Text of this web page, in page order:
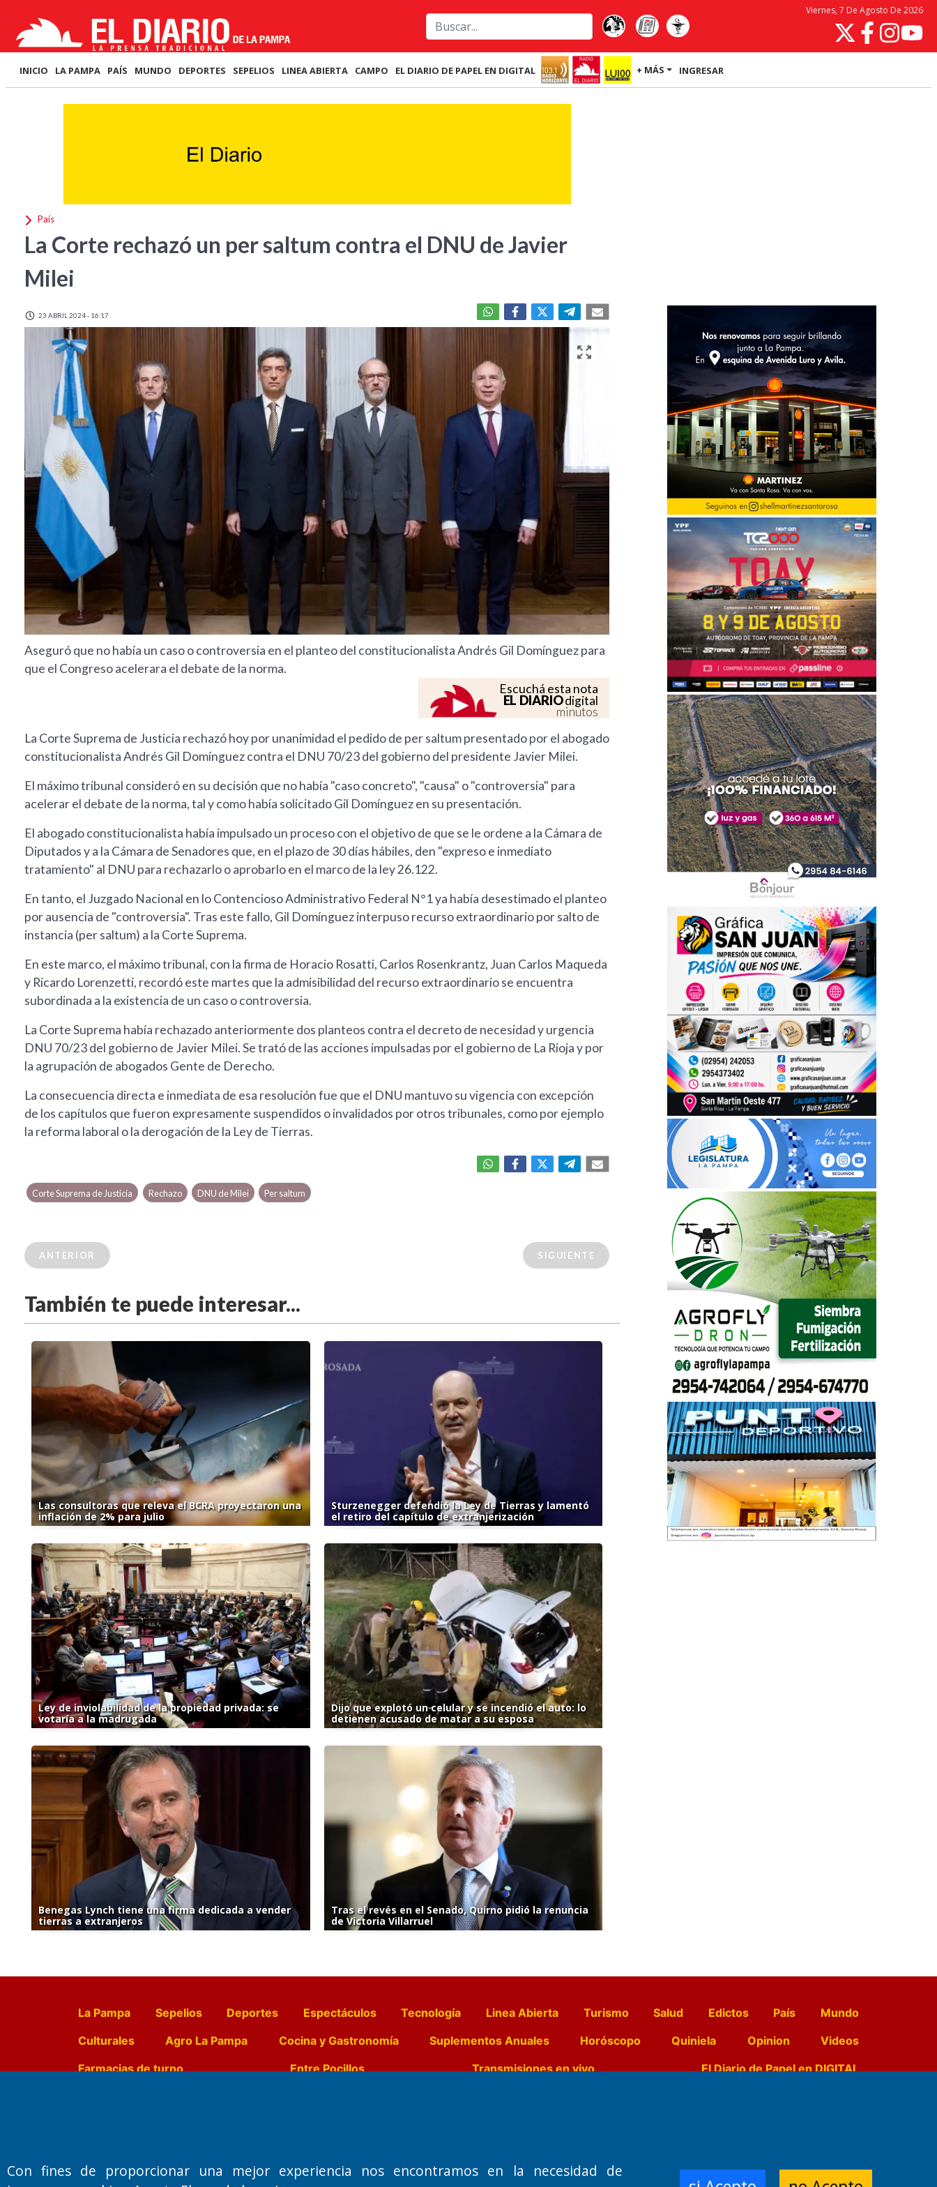
Viernes, 7 De Agosto De 2026
INICIO LA PAMPA PAÍS MUNDO DEPORTES SEPELIOS LINEA ABIERTA CAMPO EL DIARIO DE PAPEL EN DIGITAL + MÁS INGRESAR
País
La Corte rechazó un per saltum contra el DNU de Javier
Milei
23 ABRIL 2024 - 16:17
Aseguró que no había un caso o controversia en el planteo del constitucionalista Andrés Gil Domínguez para
que el Congreso acelerara el debate de la norma.
Escuchá esta nota
EL DIARIOdigital
minutos
La Corte Suprema de Justicia rechazó hoy por unanimidad el pedido de per saltum presentado por el abogado
constitucionalista Andrés Gil Domínguez contra el DNU 70/23 del gobierno del presidente Javier Milei.
El máximo tribunal consideró en su decisión que no había "caso concreto", "causa" o "controversia" para
acelerar el debate de la norma, tal y como había solicitado Gil Domínguez en su presentación.
El abogado constitucionalista había impulsado un proceso con el objetivo de que se le ordene a la Cámara de
Diputados y a la Cámara de Senadores que, en el plazo de 30 días hábiles, den "expreso e inmediato
tratamiento" al DNU para rechazarlo o aprobarlo en el marco de la ley 26.122.
En tanto, el Juzgado Nacional en lo Contencioso Administrativo Federal N°1 ya había desestimado el planteo
por ausencia de "controversia". Tras este fallo, Gil Domínguez interpuso recurso extraordinario por salto de
instancia (per saltum) a la Corte Suprema.
En este marco, el máximo tribunal, con la firma de Horacio Rosatti, Carlos Rosenkrantz, Juan Carlos Maqueda
y Ricardo Lorenzetti, recordó este martes que la admisibilidad del recurso extraordinario se encuentra
subordinada a la existencia de un caso o controversia.
La Corte Suprema había rechazado anteriormente dos planteos contra el decreto de necesidad y urgencia
DNU 70/23 del gobierno de Javier Milei. Se trató de las acciones impulsadas por el gobierno de La Rioja y por
la agrupación de abogados Gente de Derecho.
La consecuencia directa e inmediata de esa resolución fue que el DNU mantuvo su vigencia con excepción
de los capítulos que fueron expresamente suspendidos o invalidados por otros tribunales, como por ejemplo
la reforma laboral o la derogación de la Ley de Tierras.
Corte Suprema de Justicia Rechazo DNU de Milei Per saltum
ANTERIOR SIGUIENTE
También te puede interesar...
Las consultoras que releva el BCRA proyectaron una
inflación de 2% para julio
Sturzenegger defendió la Ley de Tierras y lamentó
el retiro del capítulo de extranjerización
Ley de inviolabilidad de la propiedad privada: se
votaría a la madrugada
Dijo que explotó un celular y se incendió el auto: lo
detienen acusado de matar a su esposa
Benegas Lynch tiene una firma dedicada a vender
tierras a extranjeros
Tras el revés en el Senado, Quirno pidió la renuncia
de Victoria Villarruel
La Pampa Sepelios Deportes Espectáculos Tecnología Linea Abierta Turismo Salud Edictos País
Mundo
Culturales
Agro La Pampa Cocina y Gastronomía Suplementos Anuales Horóscopo Quiniela Opinion
Videos
Farmacias de turno
Entre Pocillos Transmisiones en vivo El Diario de Papel en DIGITAL
Primera edición: Domingo 3 de Mayo de 1992
Miembro de ADIRA,ADEPA y CPPAL
Santa Rosa, La Pampa.
Número de Registro DNDA:
Dr. Jorge Ricardo Nemesio
Redacción, Administración,
Con fines de proporcionar una mejor experiencia nos encontramos en la necesidad de